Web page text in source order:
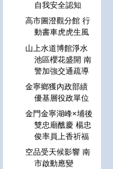
自我安全認知
高市圖澄觀分館 行
動書車虎虎生風
山上水道博館淨水
池區櫻花盛開 南
警加強交通疏導
金寧鄉獲內政部績
優基層役政單位
金門金寧湖峰×埔後
雙忠廟醮慶 楊忠
俊率員上香祈福
空品受天候影響 南
市啟動應變